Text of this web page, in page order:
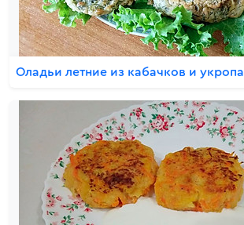
Оладьи летние из кабачков и укропа